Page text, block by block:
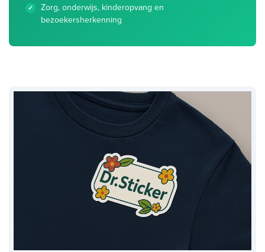
Zorg, onderwijs, kinderopvang en
bezoekersherkenning